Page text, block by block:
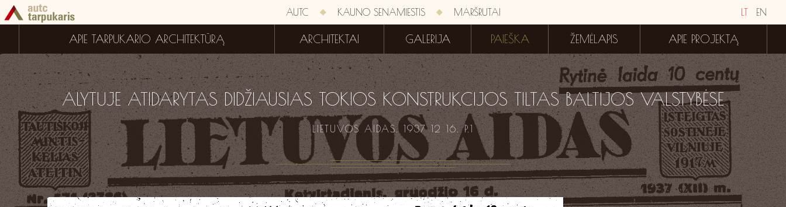
LT EN
AUTC KAUNO SENAMIESTIS MARŠRUTAI
APIE TARPUKARIO ARCHITEKTŪRĄ ARCHITEKTAI GALERIJA PAIEŠKA ŽEMĖLAPIS APIE PROJEKTĄ
ALYTUJE ATIDARYTAS DIDŽIAUSIAS TOKIOS KONSTRUKCIJOS TILTAS BALTIJOS VALSTYBĖSE
LIETUVOS AIDAS. 1937 12 16. P.1